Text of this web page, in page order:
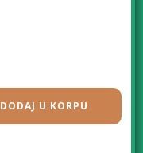
DODAJ U KORPU